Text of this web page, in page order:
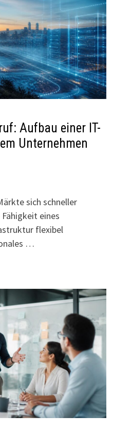
Aufbau einer IT-
Unternehmen
sich schneller
eines
flexibel
…